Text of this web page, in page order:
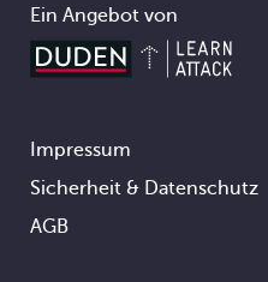
Ein Angebot von
Footer
Impressum
Sicherheit & Datenschutz
AGB